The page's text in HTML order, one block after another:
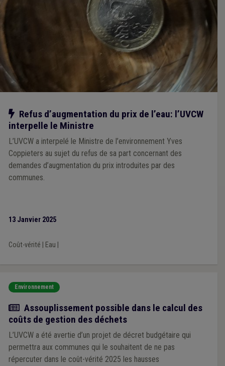
Notre action
Refus d’augmentation du prix de l’eau: l’UVCW
interpelle le Ministre
L’UVCW a interpelé le Ministre de l’environnement Yves
Coppieters au sujet du refus de sa part concernant des
demandes d’augmentation du prix introduites par des
communes.
13 Janvier 2025
Coût-vérité Eau
Environnement
Actualité
Assouplissement possible dans le calcul des
coûts de gestion des déchets
L’UVCW a été avertie d’un projet de décret budgétaire qui
permettra aux communes qui le souhaitent de ne pas
répercuter dans le coût-vérité 2025 les hausses